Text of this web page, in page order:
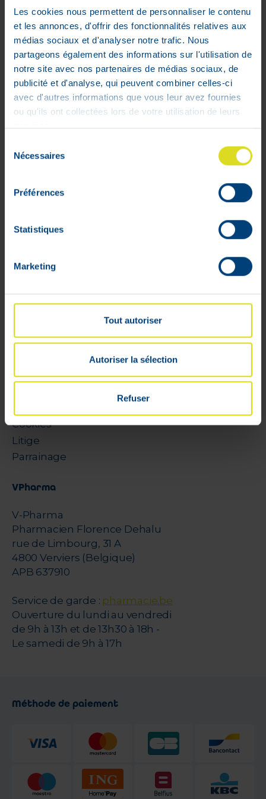
Les cookies nous permettent de personnaliser le contenu
et les annonces, d'offrir des fonctionnalités relatives aux
médias sociaux et d'analyser notre trafic. Nous
partageons également des informations sur l'utilisation de
notre site avec nos partenaires de médias sociaux, de
publicité et d'analyse, qui peuvent combiner celles-ci
avec d'autres informations que vous leur avez fournies
ou qu'ils ont collectées lors de votre utilisation de leurs
services.
Nécessaires
Préférences
Statistiques
Marketing
Tout autoriser
Autoriser la sélection
Refuser
Indicateur d'humidité très visible et
efficace.
Matelas "garde au sec" optimal assurant
un confort absolu.
Un tampon absorbant multi-couches.
Utilisation de super absorbant qui
prévient la formation d'odeur (odour free)
et maintient le pH neutre.
arrière 28/36
Suivis de commandes
Conditions générales
Cookies
Litige
Parrainage
VPharma
V-Pharma
Pharmacien Florence Dehalu
rue de Limbourg, 31 A
4800 Verviers (Belgique)
APB 637910
Service de garde : pharmacie.be
Ouverture du lundi au vendredi
de 9h à 13h et de 13h30 à 18h -
Le samedi de 9h à 17h
Méthode de paiement